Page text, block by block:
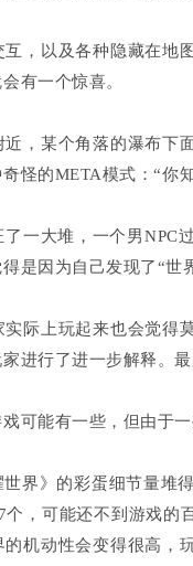
，以及各种隐藏在地
有一个惊喜。
，某个角落的瀑布下
怪的META模式：“你
一大堆，一个男NPC
是因为自己发现了“
际上玩起来也会觉得
进行了进一步解释。
可能有一些，但由于
界》的彩蛋细节量堆
，可能还不到游戏的
机动性会变得很高，